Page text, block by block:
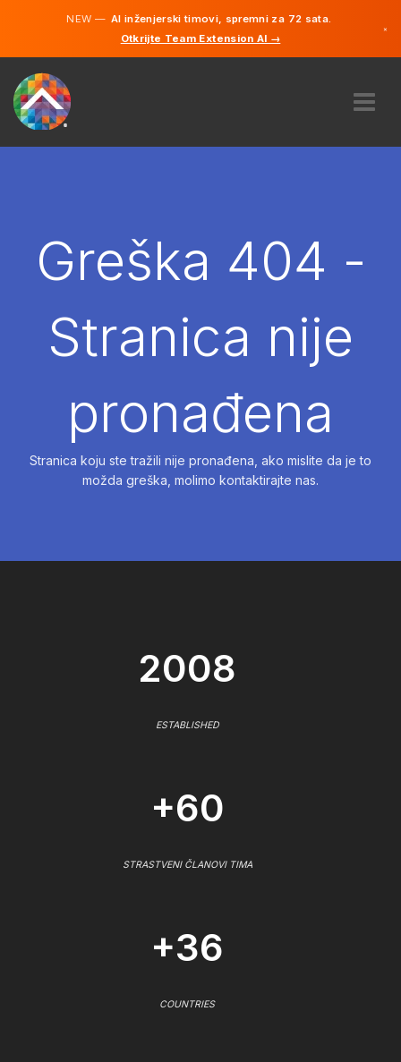
NEW —AI inženjerski timovi, spremni za 72 sata.
Otkrijte Team Extension AI →
×
NAJAMGreška 404 -
Stranica nije
pronađena
Stranica koju ste tražili nije pronađena, ako mislite da je to
možda greška, molimo kontaktirajte nas.
2008
ESTABLISHED
+60
STRASTVENI ČLANOVI TIMA
+36
COUNTRIES